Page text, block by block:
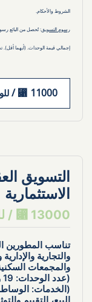
الشروط والأحكام.
رسوم التسويق
إجمالي قيمة الوحدات. (أيهما أقل).
11000 ⃁ / للوحدة العقارية
الاستثمارية
13000 ⃁ / للوحدة العقارية
والمجمعات
(عدد الوحدات: 19 وحدة عقارية وأكثر).